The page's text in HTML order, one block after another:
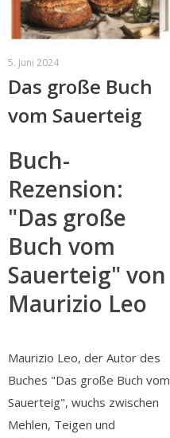
5. Juni 2024
Das große Buch
vom Sauerteig
Buch-
Rezension:
"Das große
Buch vom
Sauerteig" von
Maurizio Leo
Maurizio Leo, der Autor des
Buches "Das große Buch vom
Sauerteig", wuchs zwischen
Mehlen, Teigen und